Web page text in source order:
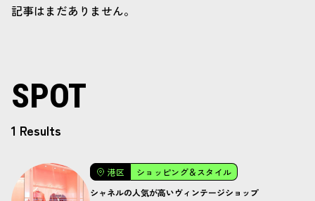
記事はまだありません。
SPOT
1 Results
港区
ショッピング＆スタイル
シャネルの人気が高いヴィンテージショップ